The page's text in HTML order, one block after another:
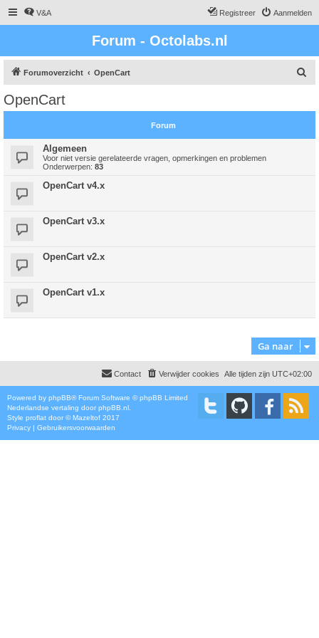
V&A Aanmelden
Registreer
Forum - Octolabs.nl
Forumoverzicht OpenCart
OpenCart
Forum
Algemeen
Voor niet versie gerelateerde vragen, opmerkingen en problemen
Onderwerpen: 83
OpenCart v4.x
OpenCart v3.x
OpenCart v2.x
OpenCart v1.x
Ga naar
Alle tijden zijn UTC+02:00
Verwijder cookies
Contact
Powered by phpBB® Forum Software © phpBB Limited
Nederlandse vertaling door phpBB.nl
Style proflat door ©Mazeltof 2017
Privacy | Gebruikersvoorwaarden